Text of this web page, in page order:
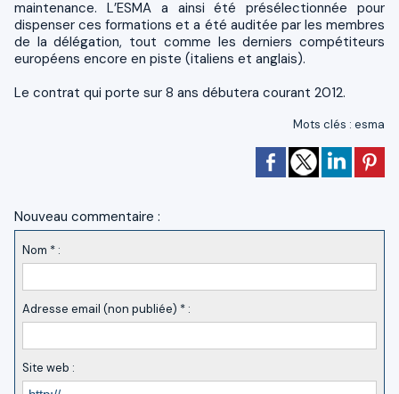
maintenance. L’ESMA a ainsi été présélectionnée pour
dispenser ces formations et a été auditée par les membres
de la délégation, tout comme les derniers compétiteurs
européens encore en piste (italiens et anglais).
Le contrat qui porte sur 8 ans débutera courant 2012.
Mots clés : esma
Nouveau commentaire :
Nom * :
Adresse email (non publiée) * :
Site web :